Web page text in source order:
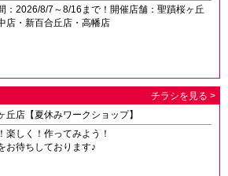
：2026/8/7～8/16まで！開催店舗：聖蹟桜ヶ丘
店・新百合丘店・高幡店
チラシを見る >
丘店【夏休みワークショップ】
楽しく！作ってみよう！
お待ちしております♪